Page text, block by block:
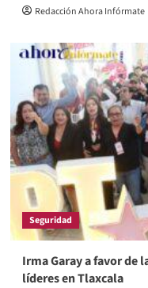
Redacción Ahora Infórmate
Seguridad
Irma Garay a favor de
líderes en Tlaxcala